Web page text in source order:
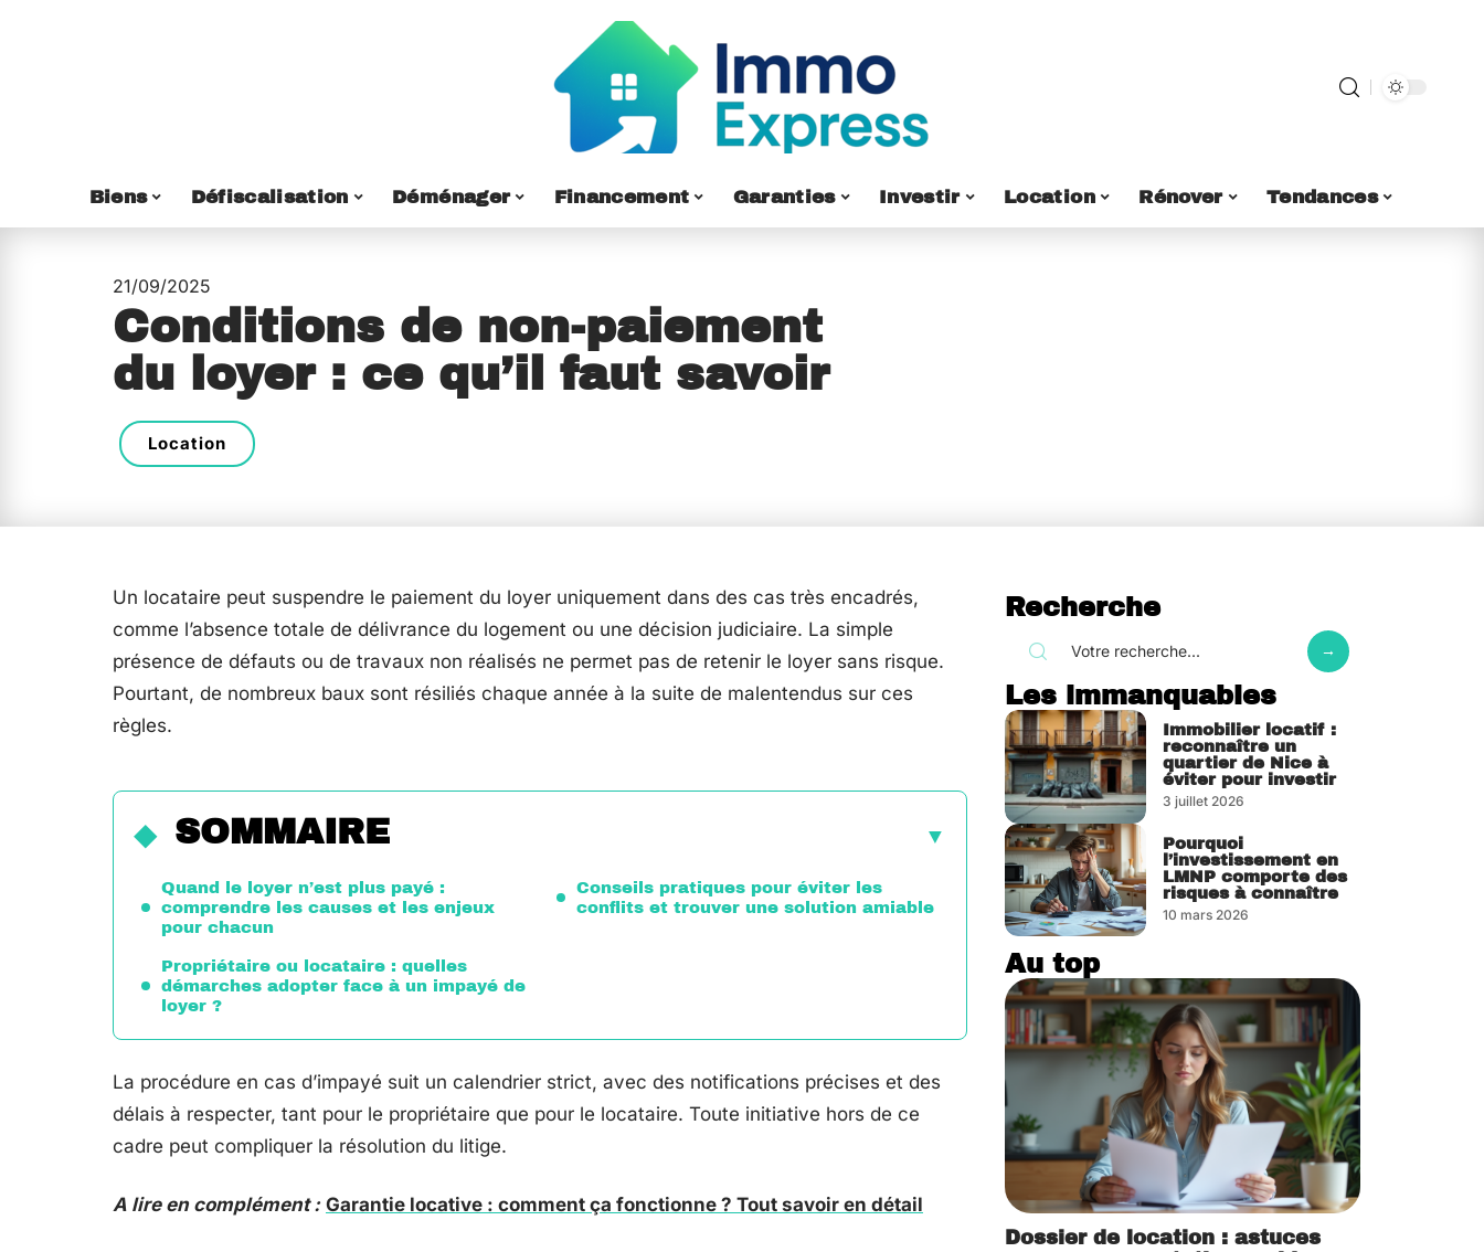
Biens Défiscalisation Déménager Financement Garanties Investir Location Rénover Tendances
21/09/2025
Conditions de non-paiement
du loyer : ce qu’il faut savoir
Location
Un locataire peut suspendre le paiement du loyer uniquement dans des cas très encadrés,
comme l’absence totale de délivrance du logement ou une décision judiciaire. La simple
présence de défauts ou de travaux non réalisés ne permet pas de retenir le loyer sans risque.
Pourtant, de nombreux baux sont résiliés chaque année à la suite de malentendus sur ces
règles.
SOMMAIRE
Quand le loyer n’est plus payé :
comprendre les causes et les enjeux
pour chacun
Propriétaire ou locataire : quelles
démarches adopter face à un impayé de
loyer ?
Conseils pratiques pour éviter les
conflits et trouver une solution amiable
La procédure en cas d’impayé suit un calendrier strict, avec des notifications précises et des
délais à respecter, tant pour le propriétaire que pour le locataire. Toute initiative hors de ce
cadre peut compliquer la résolution du litige.
A lire en complément : Garantie locative : comment ça fonctionne ? Tout savoir en détail
Recherche
Les immanquables
Immobilier locatif :
reconnaître un
quartier de Nice à
éviter pour investir
3 juillet 2026
Pourquoi
l’investissement en
LMNP comporte des
risques à connaître
10 mars 2026
Au top
Dossier de location : astuces